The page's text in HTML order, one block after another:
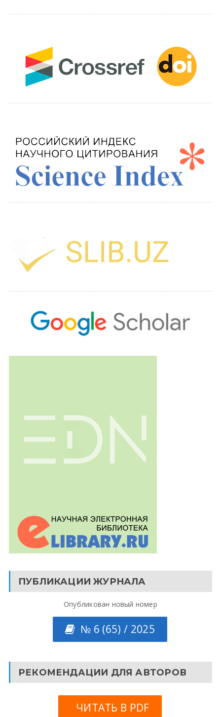
ПУБЛИКАЦИИ ЖУРНАЛА
Опубликован новый номер
№ 6 (65) / 2025
РЕКОМЕНДАЦИИ ДЛЯ АВТОРОВ
ЧИТАТЬ В PDF